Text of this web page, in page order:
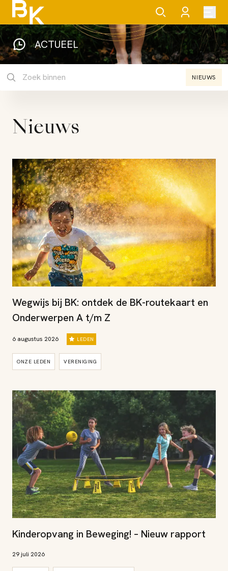
ACTUEEL
Nieuws
NIEUWS
Wegwijs bij BK: ontdek de BK-routekaart en
Onderwerpen A t/m Z
6 augustus 2026 LEDEN
ONZE LEDEN VERENIGING
Kinderopvang in Beweging! – Nieuw rapport
29 juli 2026